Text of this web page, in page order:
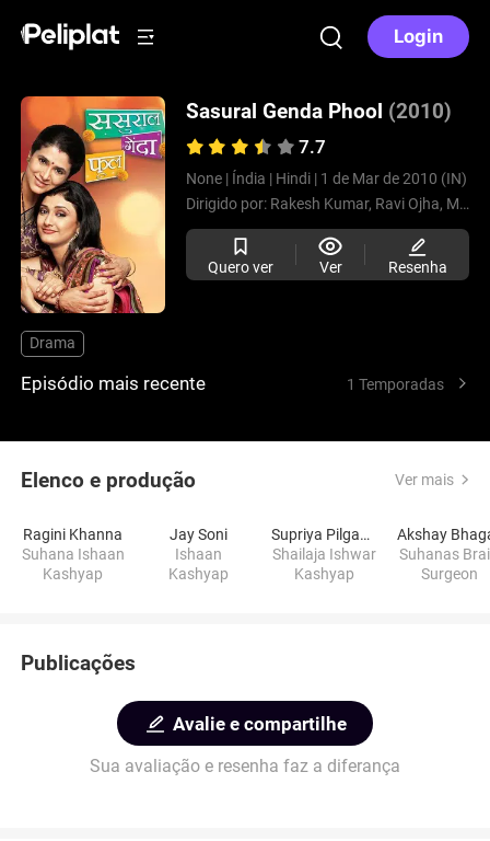
Login
Sasural Genda Phool (2010)
7.7
None | Índia | Hindi | 1 de Mar de 2010 (IN)
Dirigido por: Rakesh Kumar, Ravi Ojha, Manisha Dwivedi
Quero ver Ver Resenha
Drama
Episódio mais recente 1 Temporadas
Elenco e produção Ver mais
Ragini Khanna
Suhana Ishaan
Kashyap
Jay Soni
Ishaan
Kashyap
Supriya Pilgaonkar
Shailaja Ishwar
Kashyap
Akshay
Suhanas
Surgeon
Publicações
Avalie e compartilhe
Sua avaliação e resenha faz a diferança